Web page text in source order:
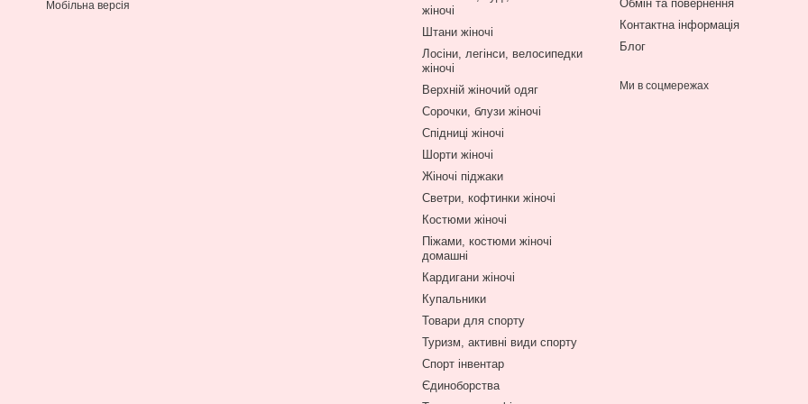
Мобільна версія
жіночі
Штани жіночі
Лосіни, легінси, велосипедки
жіночі
Верхній жіночий одяг
Сорочки, блузи жіночі
Спідниці жіночі
Шорти жіночі
Жіночі піджаки
Светри, кофтинки жіночі
Костюми жіночі
Піжами, костюми жіночі
домашні
Кардигани жіночі
Купальники
Товари для спорту
Туризм, активні види спорту
Спорт інвентар
Єдиноборства
Обмін та повернення
Контактна інформація
Блог
Ми в соцмережах